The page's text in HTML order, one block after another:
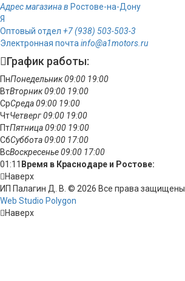
Адрес магазина в Ростове-на-Дону
Я
Оптовый отдел +7 (938) 503-503-3
Электронная почта info@a1motors.ru
График работы:
ПнПонедельник09:00 19:00
ВтВторник09:00 19:00
СрСреда09:00 19:00
ЧтЧетверг09:00 19:00
ПтПятница09:00 19:00
СбСуббота09:00 17:00
ВсВоскресенье09:00 17:00
01:11 Время в Краснодаре и Ростове:
Наверх
ИП Палагин Д. В. © 2026 Все права защищены
Web Studio Polygon
Наверх